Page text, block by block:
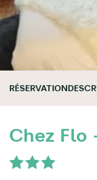
RÉSERVATION
Chez Flo